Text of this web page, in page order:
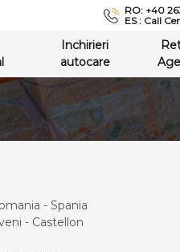
RO: +40
ES : Call
Inchirieri
autocare
- Spania
- Castellon